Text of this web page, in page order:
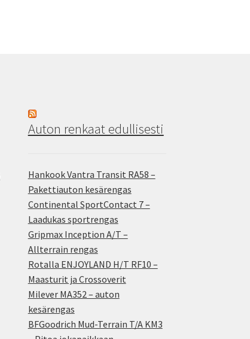
Auton renkaat edullisesti
Hankook Vantra Transit RA58 –
Pakettiauton kesärengas
Continental SportContact 7 –
Laadukas sportrengas
Gripmax Inception A/T –
Allterrain rengas
Rotalla ENJOYLAND H/T RF10 –
Maasturit ja Crossoverit
Milever MA352 – auton
kesärengas
BFGoodrich Mud-Terrain T/A KM3